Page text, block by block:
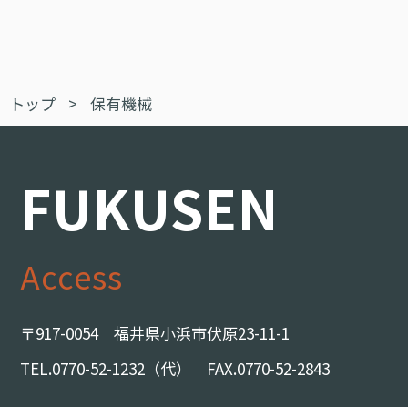
トップ > 保有機械
FUKUSEN
Access
〒917-0054 福井県小浜市伏原23-11-1
TEL.0770-52-1232（代） FAX.0770-52-2843